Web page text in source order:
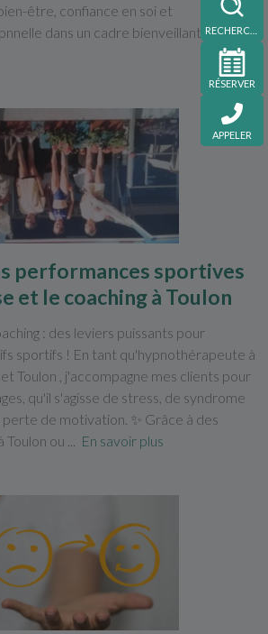
RÉSERVER
APPELER
être, confiance en soi et
dans un cadre bienveillant. ...En
performances sportives
et le coaching à Toulon
: des leviers puissants pour
sportifs ! En tant qu'hypnothérapeute à
Toulon , j'accompagne mes clients pour
qu'il s'agisse de stress, de syndrome
de motivation. ✨ Grâce à des
ou ...
En savoir plus